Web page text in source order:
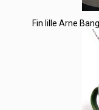
Fin lille Arne